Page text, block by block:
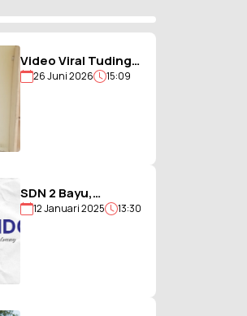
Video Viral Tuding
Ikut Memukul,
26 Juni 2026 15:09
SDN 2 Bayu,
Sekolah Berjargon
12 Januari 2025 13:30